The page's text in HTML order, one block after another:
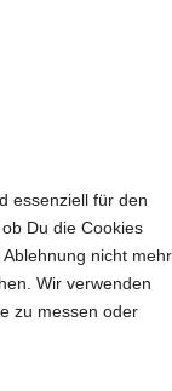
essenziell für den
Du die Cookies
nicht mehr
Wir verwenden
zu messen oder